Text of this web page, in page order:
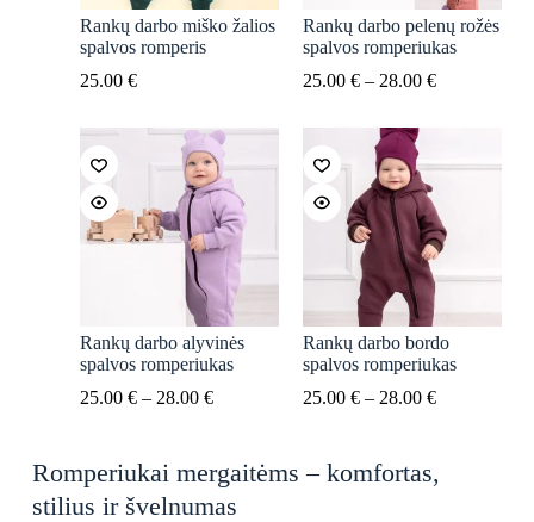
Rankų darbo miško žalios
spalvos romperis
25.00 €
Rankų darbo pelenų rožės
spalvos romperiukas
25.00 € – 28.00 €Price
28.00 €
Rankų darbo alyvinės
spalvos romperiukas
25.00 € – 28.00 €Price
through
28.00 €
Rankų darbo bordo
spalvos romperiukas
25.00 € – 28.00 €Price
28.00 €
Romperiukai mergaitėms – komfortas,
stilius ir švelnumas